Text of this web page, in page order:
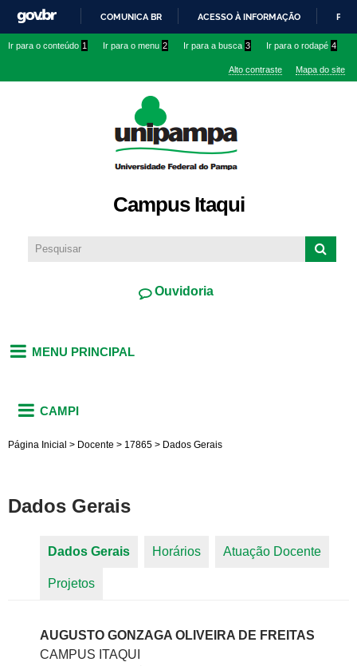
conteúdo
IR
O
COMUNICA BR ACESSO À INFORMAÇÃO
Ir para o conteúdo 1 Ir para o menu 2 Ir para a busca 3 Ir para o rodapé 4
Alto contraste Mapa do site
Campus Itaqui
Ouvidoria
MENU PRINCIPAL
CAMPI
Página Inicial > Docente > 17865 > Dados Gerais
Dados Gerais
Dados Gerais (aba ativa)
Horários Atuação Docente
Projetos
AUGUSTO GONZAGA OLIVEIRA DE FREITAS
CAMPUS ITAQUI